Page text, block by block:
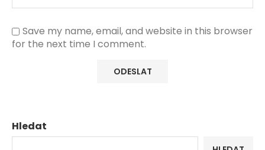
Save my name, email, and website in this browser
for the next time I comment.
Hledat